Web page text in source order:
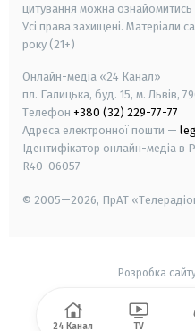
цитування можна ознайомитись
Усі права захищені. Матеріали
року (21+)
Онлайн-медіа «24 Канал»
пл. Галицька, буд. 15, м. Львів,
Телефон +380 (32) 229-77-77
Адреса електронної пошти —
Ідентифікатор онлайн-медіа в
R40-06057
© 2005—2026, ПрАТ
Розробка
24 Канал TV